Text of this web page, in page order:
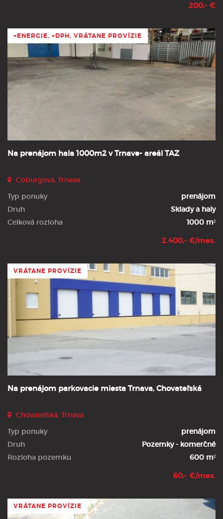
200,- €
+ENERGIE, +DPH, VRÁTANE PROVÍZIE
Na prenájom hala 1000m2 v Trnave- areál TAZ
Coburgova, Trnava
Typ ponuky
prenájom
Druh
Sklady a haly
Celková rozloha
1000 m²
2.400,- €/mes.
VRÁTANE PROVÍZIE
Na prenájom parkovacie miesta Trnava, Chovateľská
Chovateľská, Trnava
Typ ponuky
prenájom
Druh
Pozemky - komerčné
Rozloha pozemku
600 m²
60,- €/mes.
VRÁTANE PROVÍZIE